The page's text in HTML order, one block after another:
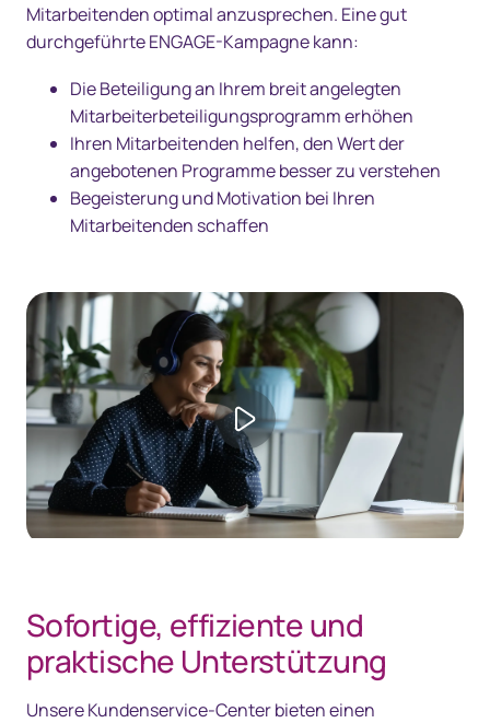
Play video
Mitarbeitenden optimal anzusprechen. Eine gut
durchgeführte ENGAGE-Kampagne kann:
Die Beteiligung an Ihrem breit angelegten
Mitarbeiterbeteiligungsprogramm erhöhen
Ihren Mitarbeitenden helfen, den Wert der
angebotenen Programme besser zu verstehen
Begeisterung und Motivation bei Ihren
Mitarbeitenden schaffen
Sofortige, effiziente und
praktische Unterstützung
Unsere Kundenservice-Center bieten einen